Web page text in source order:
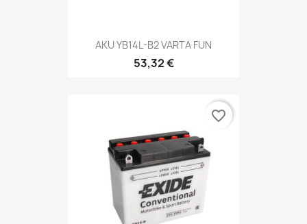
AKU YB14L-B2 VARTA FUN
53,32 €
favorite_border